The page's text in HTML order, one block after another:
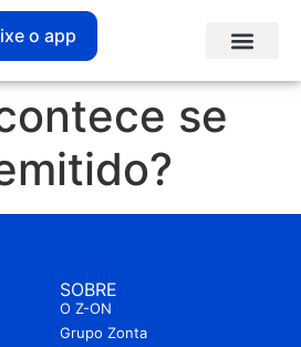
o app
se
SOBRE
O Z-ON
Grupo Zonta